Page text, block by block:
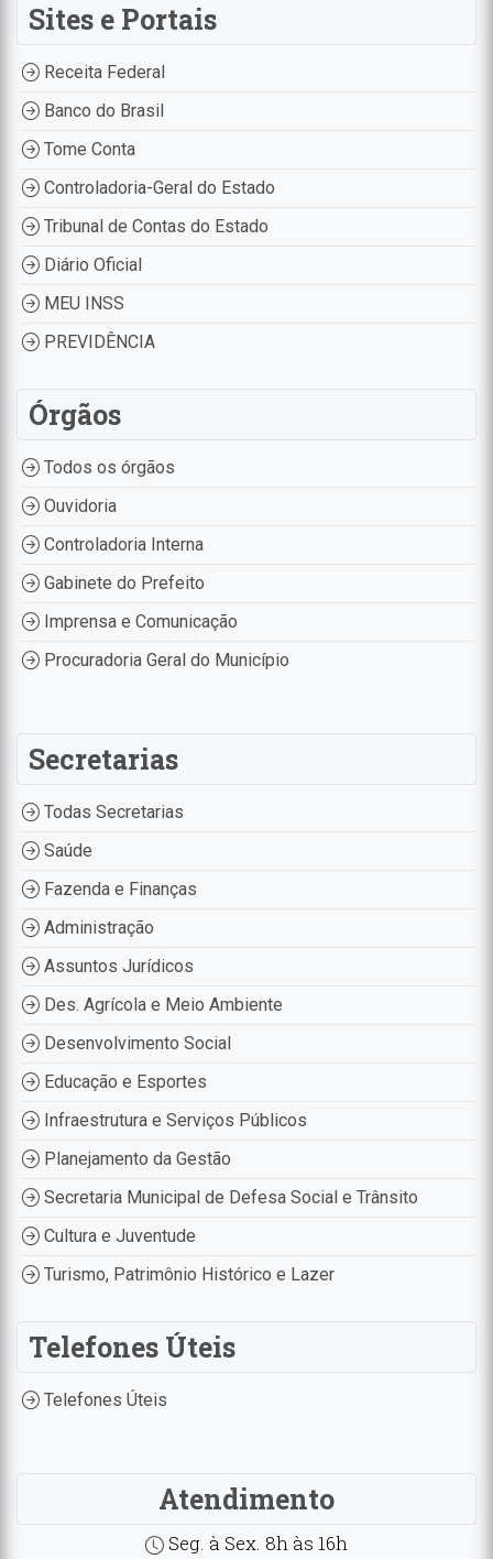
Sites e Portais
Receita Federal
Banco do Brasil
Tome Conta
Controladoria-Geral do Estado
Tribunal de Contas do Estado
Diário Oficial
MEU INSS
PREVIDÊNCIA
Órgãos
Todos os órgãos
Ouvidoria
Controladoria Interna
Gabinete do Prefeito
Imprensa e Comunicação
Procuradoria Geral do Município
Secretarias
Todas Secretarias
Saúde
Fazenda e Finanças
Administração
Assuntos Jurídicos
Des. Agrícola e Meio Ambiente
Desenvolvimento Social
Educação e Esportes
Infraestrutura e Serviços Públicos
Planejamento da Gestão
Secretaria Municipal de Defesa Social e Trânsito
Cultura e Juventude
Turismo, Patrimônio Histórico e Lazer
Telefones Úteis
Telefones Úteis
Atendimento
Seg. à Sex. 8h às 16h